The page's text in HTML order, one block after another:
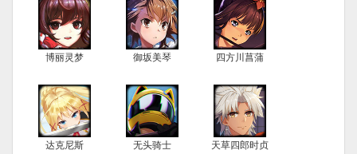
博丽灵梦 御坂美琴 四方川菖蒲
达克尼斯 无头骑士 天草四郎时贞